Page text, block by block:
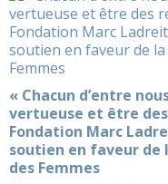
« Chacun d’entre
vertueuse et être
Fondation Marc
soutien en faveur de
des Femmes